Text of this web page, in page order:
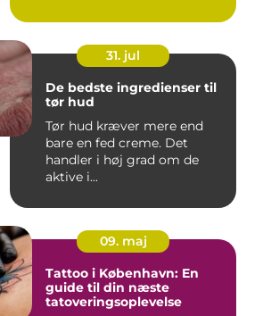
31. jul
De bedste ingredienser til
tør hud
Tør hud kræver mere end
bare en fed creme. Det
handler i høj grad om de
aktive i...
09. maj
Tattoo i København: En
guide til din næste
tatoveringsoplevelse